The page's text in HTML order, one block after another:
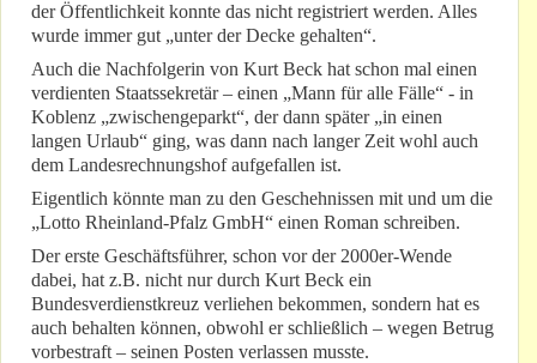
der Öffentlichkeit konnte das nicht registriert werden. Alles
wurde immer gut „unter der Decke gehalten“.
Auch die Nachfolgerin von Kurt Beck hat schon mal einen
verdienten Staatssekretär – einen „Mann für alle Fälle“ - in
Koblenz „zwischengeparkt“, der dann später „in einen
langen Urlaub“ ging, was dann nach langer Zeit wohl auch
dem Landesrechnungshof aufgefallen ist.
Eigentlich könnte man zu den Geschehnissen mit und um die
„Lotto Rheinland-Pfalz GmbH“ einen Roman schreiben.
Der erste Geschäftsführer, schon vor der 2000er-Wende
dabei, hat z.B. nicht nur durch Kurt Beck ein
Bundesverdienstkreuz verliehen bekommen, sondern hat es
auch behalten können, obwohl er schließlich – wegen Betrug
vorbestraft – seinen Posten verlassen musste.